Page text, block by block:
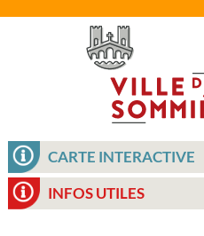
CARTE INTERACTIVE
INFOS UTILES